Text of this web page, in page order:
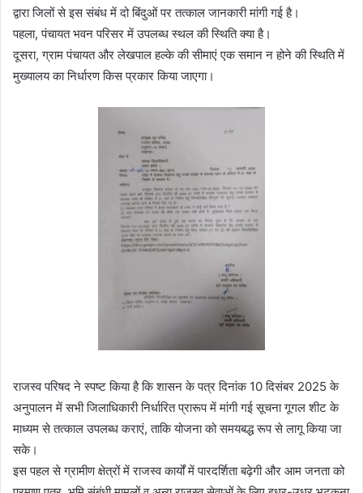
द्वारा जिलों से इस संबंध में दो बिंदुओं पर तत्काल जानकारी मांगी गई है।
पहला, पंचायत भवन परिसर में उपलब्ध स्थल की स्थिति क्या है।
दूसरा, ग्राम पंचायत और लेखपाल हल्के की सीमाएं एक समान न होने की स्थिति में
मुख्यालय का निर्धारण किस प्रकार किया जाएगा।
राजस्व परिषद ने स्पष्ट किया है कि शासन के पत्र दिनांक 10 दिसंबर 2025 के
अनुपालन में सभी जिलाधिकारी निर्धारित प्रारूप में मांगी गई सूचना गूगल शीट के
माध्यम से तत्काल उपलब्ध कराएं, ताकि योजना को समयबद्ध रूप से लागू किया जा
सके।
इस पहल से ग्रामीण क्षेत्रों में राजस्व कार्यों में पारदर्शिता बढ़ेगी और आम जनता को